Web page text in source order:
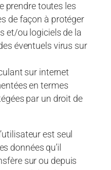
prendre toutes les
de façon à protéger
et/ou logiciels de la
éventuels virus sur
sur internet
en termes
par un droit de
est seul
données qu’il
sur ou depuis